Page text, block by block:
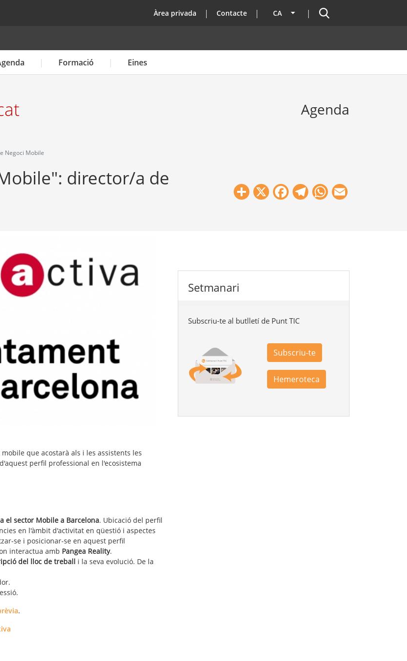
top
Àrea privada Contacte CA Llista les accions addicionals
Cercador
Formació Eines
Agenda
Negoci Mobile
director/a de
Share
X Facebook
Telegram
WhatsApp
que acostarà als i les assistents les
perfil professional en l'ecosistema
el sector Mobile a Barcelona. Ubicació del perfil
en l'àmbit d'activitat en qüestió i aspectes
se i posicionar-se en aquest perfil
interactua amb Pangea Reality.
del lloc de treball i la seva evolució. De la
.
Setmanari
Subscriu-te al butlletí de Punt TIC
Subscriu-te
Hemeroteca